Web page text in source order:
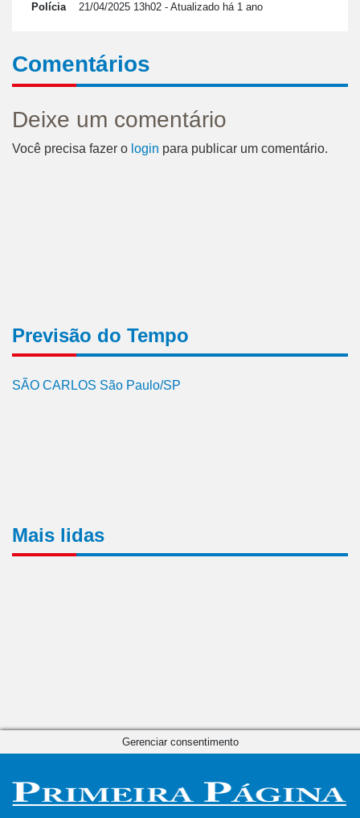
Polícia 21/04/2025 13h02 - Atualizado há 1 ano
Comentários
Deixe um comentário
Você precisa fazer o login para publicar um comentário.
Previsão do Tempo
SÃO CARLOS São Paulo/SP
Mais lidas
Gerenciar consentimento